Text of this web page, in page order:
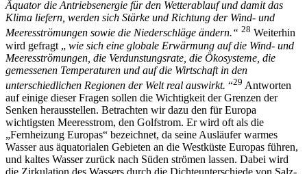
Äquator die Antriebsenergie für den Wetterablauf und damit das
Klima liefern, werden sich Stärke und Richtung der Wind- und
Meeresströmungen sowie die Niederschläge ändern.“ 28 Weiterhin
wird gefragt „ wie sich eine globale Erwärmung auf die Wind- und
Meeresströmungen, die Verdunstungsrate, die Ökosysteme, die
gemessenen Temperaturen und auf die Wirtschaft in den
unterschiedlichen Regionen der Welt real auswirkt. “29 Antworten
auf einige dieser Fragen sollen die Wichtigkeit der Grenzen der
Senken herausstellen. Betrachten wir dazu den für Europa
wichtigsten Meeresstrom, den Golfstrom. Er wird oft als die
„Fernheizung Europas“ bezeichnet, da seine Ausläufer warmes
Wasser aus äquatorialen Gebieten an die Westküste Europas führen,
und kaltes Wasser zurück nach Süden strömen lassen. Dabei wird
die Zirkulation des Wassers durch die Dichteunterschiede von Salz-